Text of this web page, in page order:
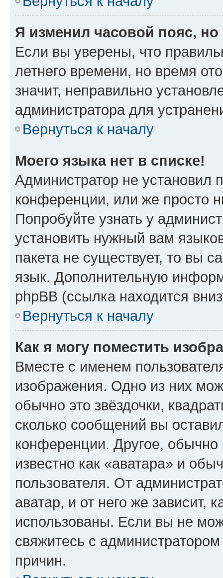
Я изменил часовой пояс,
Если вы уверены, что
летнего времени, но время
значит, неправильно
администратора для
Вернуться к началу
Моего языка нет в списке!
Администратор не установил
конференции, или же просто
Попробуйте узнать у
установить нужный вам
пакета не существует, то вы
язык. Дополнительную
phpBB (ссылка находится
Вернуться к началу
Как я могу поместить
Вместе с именем
изображения. Одно из них
обычно это звёздочки,
сколько сообщений вы
конференции. Другое,
известно как «аватара» и
пользователя. От
аватар, и от него же зависит,
использованы. Если вы не
свяжитесь с
причин.